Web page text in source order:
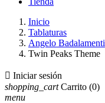
Inicio
Tablaturas
Angelo Badalamenti
Twin Peaks Theme
 Iniciar sesión
shopping_cart Carrito (0)
menu